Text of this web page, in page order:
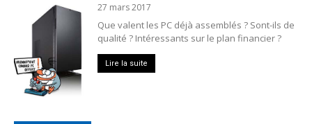
27 mars 2017
Que valent les PC déjà assemblés ? Sont-ils de
qualité ? Intéressants sur le plan financier ?
Lire la suite